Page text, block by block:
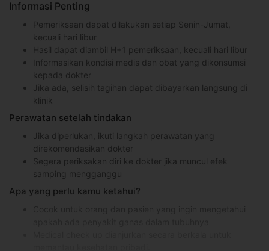
Informasi Penting
Pemeriksaan dapat dilakukan setiap Senin-Jumat,
kecuali hari libur
Hasil dapat diambil H+1 pemeriksaan, kecuali hari libur
Informasikan kondisi medis dan obat yang dikonsumsi
kepada dokter
Jika ada, selisih tagihan dapat dibayarkan langsung di
klinik
Perawatan setelah tindakan
Jika diperlukan, ikuti langkah perawatan yang
direkomendasikan dokter
Segera periksakan diri ke dokter jika muncul efek
samping mengganggu
Apa yang perlu kamu ketahui?